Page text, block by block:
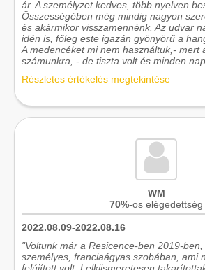
ár. A személyzet kedves, több nyelven
Összességében még mindig nagyon
és akármikor visszamennénk. Az udvar
idén is, főleg este igazán gyönyörű a
A medencéket mi nem használtuk,- mert
számunkra, - de tiszta volt és minden
Részletes értékelés megtekintése
WM
70%-os elégedettség
2022.08.09-2022.08.16
"Voltunk már a Resicence-ben 2019-
személyes, franciaágyas szobában, ami